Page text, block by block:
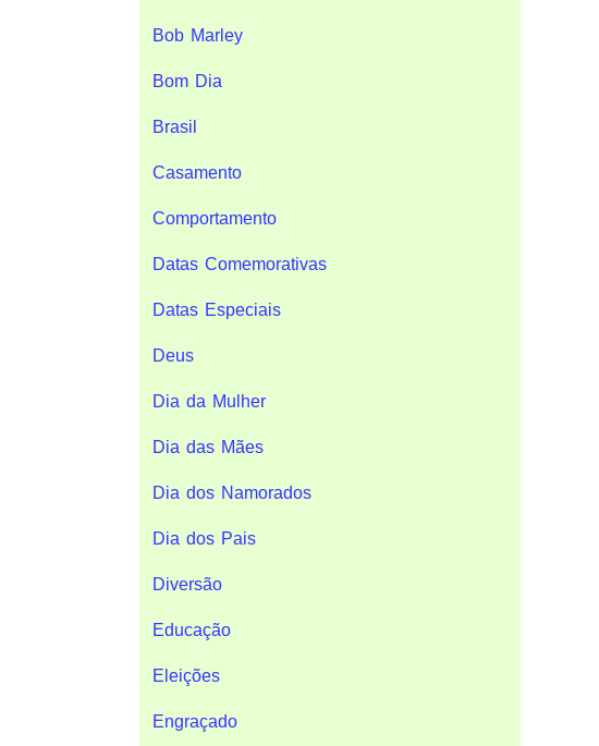
Bob Marley
Bom Dia
Brasil
Casamento
Comportamento
Datas Comemorativas
Datas Especiais
Deus
Dia da Mulher
Dia das Mães
Dia dos Namorados
Dia dos Pais
Diversão
Educação
Eleições
Engraçado